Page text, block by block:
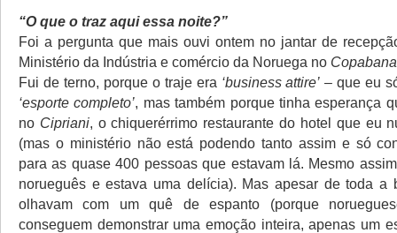
“O que o traz aqui essa noite?”
Foi a pergunta que mais ouvi ontem no jantar de
Ministério da Indústria e comércio da Noruega no
Fui de terno, porque o traje era ‘business attire’ – que eu
‘esporte completo’, mas também porque tinha esperança
no Cipriani, o chiquerérrimo restaurante do hotel que eu
(mas o ministério não está podendo tanto assim e só
para as quase 400 pessoas que estavam lá. Mesmo
norueguês e estava uma delícia). Mas apesar de toda a
olhavam com um quê de espanto (porque
conseguem demonstrar uma emoção inteira, apenas um